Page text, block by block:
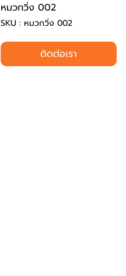
หมวกวิ่ง 002
SKU : หมวกวิ่ง 002
ติดต่อเรา